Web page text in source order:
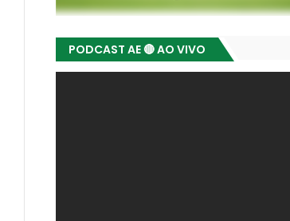
PODCAST AE 🔴 AO VIVO